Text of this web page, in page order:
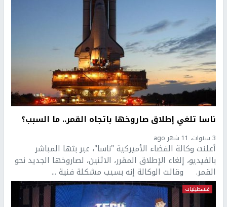
ناسا تلغي إطلاق صاروخها باتجاه القمر.. ما السبب؟
3 سنوات، 11 شهر ago
أعلنت وكالة الفضاء الأميركية "ناسا"، عبر بثها المباشر
بالفيديو، إلغاء الإطلاق المقرر، الاثنين، لصاروخها الجديد نحو
القمر. وقالت الوكالة إنه بسبب مشكلة فنية ...
فلسطينيات